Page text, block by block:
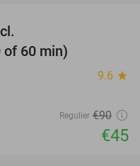
of 60 min)
9.6 star
Regulier €90
€45